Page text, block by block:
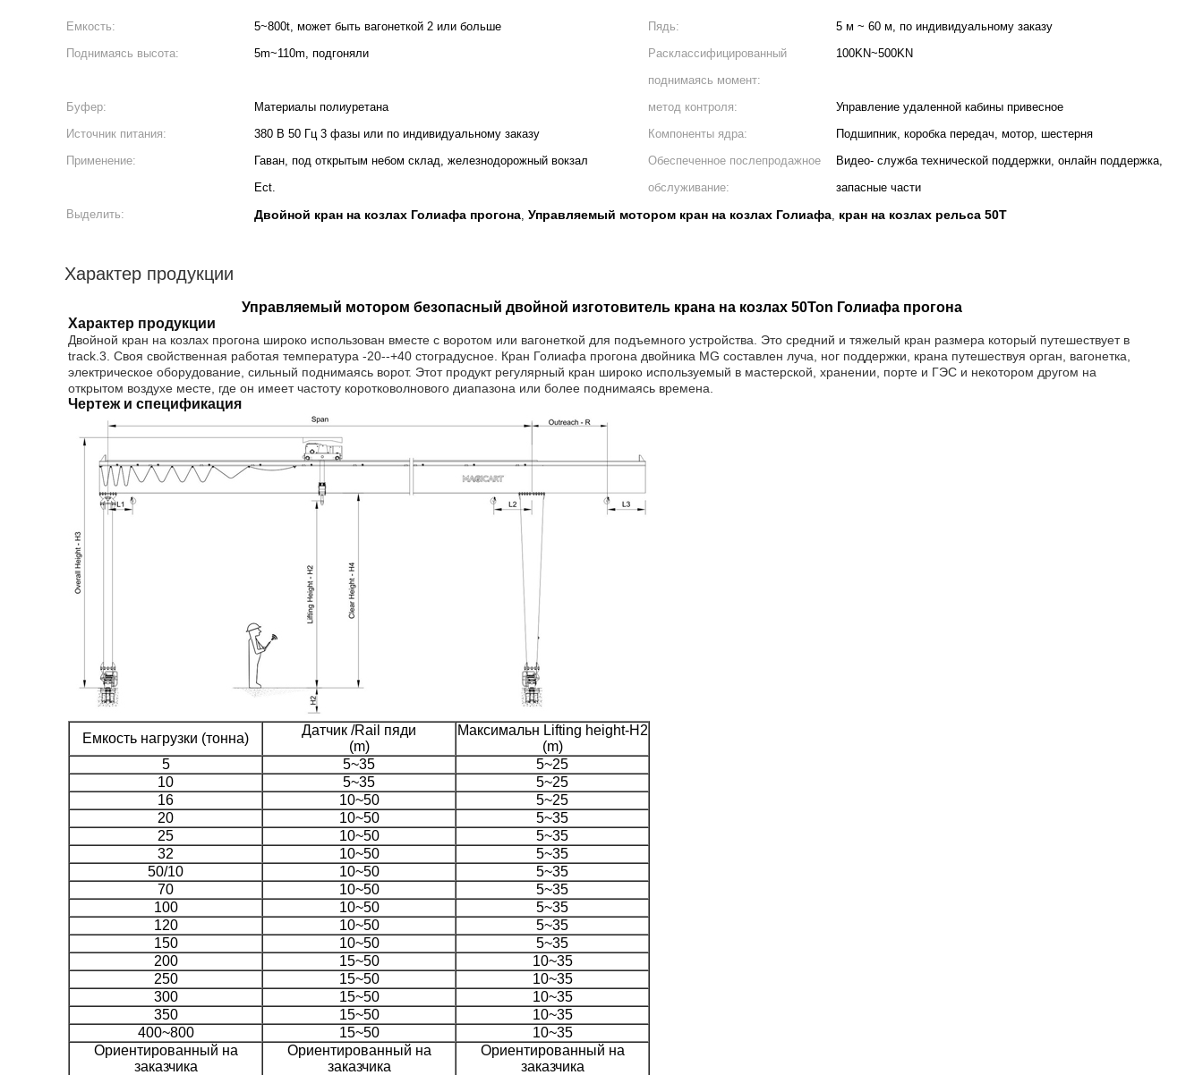
Емкость: 5~800t, может быть вагонеткой 2 или больше Пядь:
5 м ~ 60 м, по индивидуальному заказу
Поднимаясь высота:
5m~110m, подгоняли
Расклассифицированный
поднимаясь момент:
100KN~500KN
Буфер: Материалы полиуретана метод контроля:
Управление удаленной кабины привесное
Источник питания:
380 В 50 Гц 3 фазы или по индивидуальному заказу Компоненты ядра:
Подшипник, коробка передач, мотор, шестерня
Применение:
Гаван, под открытым небом склад, железнодорожный вокзал
Ect.
Обеспеченное послепродажное
обслуживание:
Видео- служба технической поддержки, онлайн поддержка,
запасные части
Выделить:
Двойной кран на козлах Голиафа прогона, Управляемый мотором кран на козлах Голиафа, кран на козлах рельса 50T
Характер продукции
Управляемый мотором безопасный двойной изготовитель крана на козлах 50Ton Голиафа прогона
Характер продукции
Двойной кран на козлах прогона широко использован вместе с воротом или вагонеткой для подъемного устройства. Это средний и тяжелый кран размера который путешествует в
track.3. Своя свойственная работая температура -20--+40 стоградусное. Кран Голиафа прогона двойника MG составлен луча, ног поддержки, крана путешествуя орган, вагонетка,
электрическое оборудование, сильный поднимаясь ворот. Этот продукт регулярный кран широко используемый в мастерской, хранении, порте и ГЭС и некотором другом на
открытом воздухе месте, где он имеет частоту коротковолнового диапазона или более поднимаясь времена.
Чертеж и спецификация
Емкость нагрузки (тонна)
Датчик /Rail пяди
(m)
Максимальн Lifting height-H2
(m)
5
5~35
5~25
10
5~35
5~25
16
10~50
5~25
20
10~50
5~35
25
10~50
5~35
32
10~50
5~35
50/10
10~50
5~35
70
10~50
5~35
100
10~50
5~35
120
10~50
5~35
150
10~50
5~35
200
15~50
10~35
250
15~50
10~35
300
15~50
10~35
350
15~50
10~35
400~800
15~50
10~35
Ориентированный на
заказчика
Ориентированный на
заказчика
Ориентированный на
заказчика